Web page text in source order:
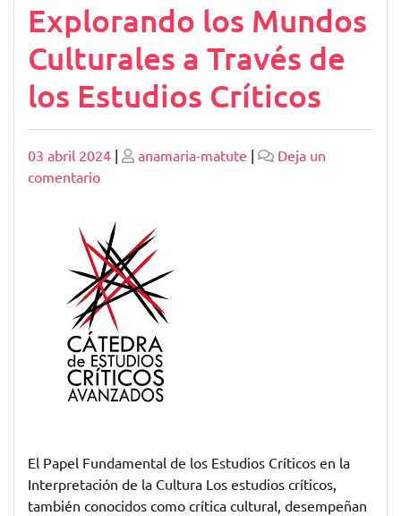
Explorando los Mundos
Culturales a Través de
los Estudios Críticos
Publicado
03 abril 2024 | Publicado
anamaria-matute |
Deja un
comentarioen
los
Mundos
Culturales
a
Través
de
los
Estudios
Críticos
El Papel Fundamental de los Estudios Críticos en la
Interpretación de la Cultura Los estudios críticos,
también conocidos como crítica cultural, desempeñan